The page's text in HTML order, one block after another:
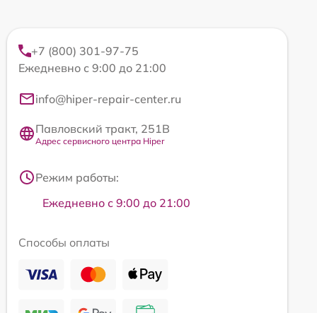
+7 (800) 301-97-75
Ежедневно с 9:00 до 21:00
info@hiper-repair-center.ru
Павловский тракт, 251В
Адрес сервисного центра Hiper
Режим работы:
Ежедневно с 9:00 до 21:00
Способы оплаты